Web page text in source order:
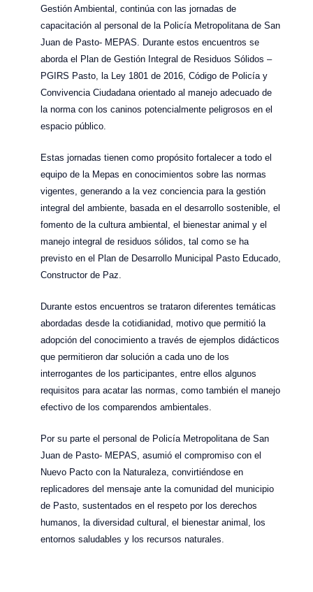
Gestión Ambiental, continúa con las jornadas de
capacitación al personal de la Policía Metropolitana de San
Juan de Pasto- MEPAS. Durante estos encuentros se
aborda el Plan de Gestión Integral de Residuos Sólidos –
PGIRS Pasto, la Ley 1801 de 2016, Código de Policía y
Convivencia Ciudadana orientado al manejo adecuado de
la norma con los caninos potencialmente peligrosos en el
espacio público.
Estas jornadas tienen como propósito fortalecer a todo el
equipo de la Mepas en conocimientos sobre las normas
vigentes, generando a la vez conciencia para la gestión
integral del ambiente, basada en el desarrollo sostenible, el
fomento de la cultura ambiental, el bienestar animal y el
manejo integral de residuos sólidos, tal como se ha
previsto en el Plan de Desarrollo Municipal Pasto Educado,
Constructor de Paz.
Durante estos encuentros se trataron diferentes temáticas
abordadas desde la cotidianidad, motivo que permitió la
adopción del conocimiento a través de ejemplos didácticos
que permitieron dar solución a cada uno de los
interrogantes de los participantes, entre ellos algunos
requisitos para acatar las normas, como también el manejo
efectivo de los comparendos ambientales.
Por su parte el personal de Policía Metropolitana de San
Juan de Pasto- MEPAS, asumió el compromiso con el
Nuevo Pacto con la Naturaleza, convirtiéndose en
replicadores del mensaje ante la comunidad del municipio
de Pasto, sustentados en el respeto por los derechos
humanos, la diversidad cultural, el bienestar animal, los
entornos saludables y los recursos naturales.